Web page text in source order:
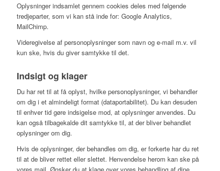
Oplysninger indsamlet gennem cookies deles med følgende
tredjeparter, som vi kan stå inde for: Google Analytics,
MailChimp.
Videregivelse af personoplysninger som navn og e-mail m.v. vil
kun ske, hvis du giver samtykke til det.
Indsigt og klager
Du har ret til at få oplyst, hvilke personoplysninger, vi behandler
om dig i et almindeligt format (dataportabilitet). Du kan desuden
til enhver tid gøre indsigelse mod, at oplysninger anvendes. Du
kan også tilbagekalde dit samtykke til, at der bliver behandlet
oplysninger om dig.
Hvis de oplysninger, der behandles om dig, er forkerte har du ret
til at de bliver rettet eller slettet. Henvendelse herom kan ske på